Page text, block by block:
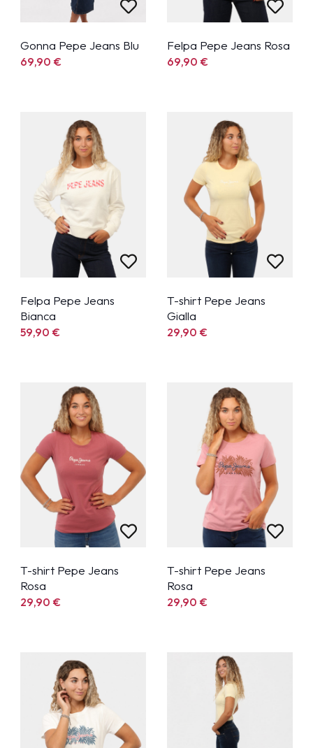
Gonna Pepe Jeans Blu
69,90€
Felpa Pepe Jeans Rosa
69,90€
Felpa Pepe Jeans
Bianca
59,90€
T-shirt Pepe Jeans
Gialla
29,90€
T-shirt Pepe Jeans
Rosa
29,90€
T-shirt Pepe Jeans
Rosa
29,90€